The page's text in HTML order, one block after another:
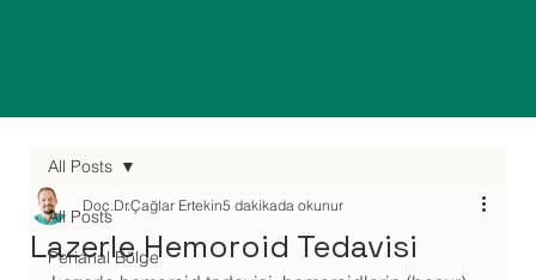
All Posts
Perianal Bölge
All Posts
Lazerle Hemoroid Tedavisi
Doç.Dr.Çağlar Ertekin5 dakikada okunur